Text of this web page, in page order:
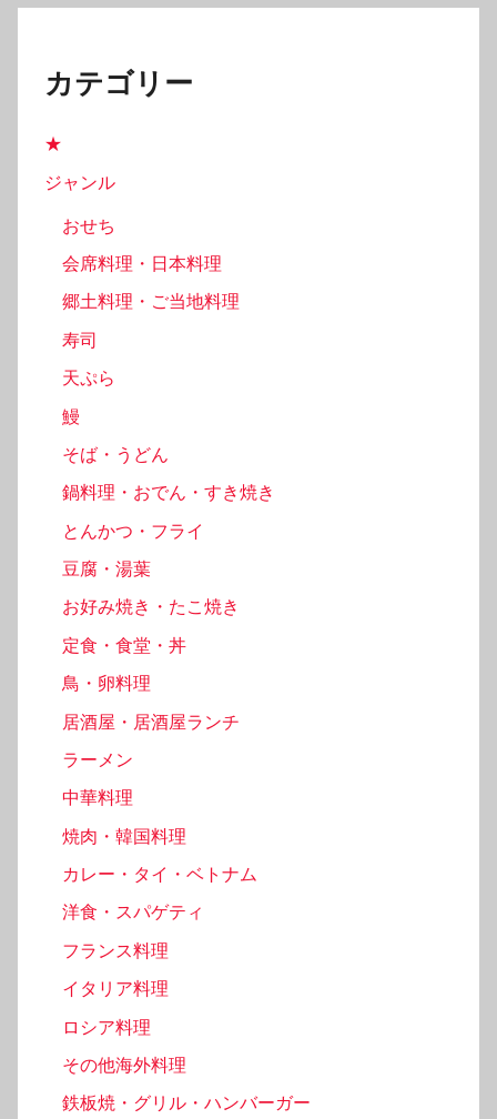
カテゴリー
★
ジャンル
おせち
会席料理・日本料理
郷土料理・ご当地料理
寿司
天ぷら
鰻
そば・うどん
鍋料理・おでん・すき焼き
とんかつ・フライ
豆腐・湯葉
お好み焼き・たこ焼き
定食・食堂・丼
鳥・卵料理
居酒屋・居酒屋ランチ
ラーメン
中華料理
焼肉・韓国料理
カレー・タイ・ベトナム
洋食・スパゲティ
フランス料理
イタリア料理
ロシア料理
その他海外料理
鉄板焼・グリル・ハンバーガー